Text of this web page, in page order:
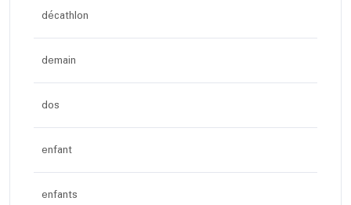
décathlon
demain
dos
enfant
enfants